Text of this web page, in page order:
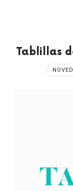
Tablillas